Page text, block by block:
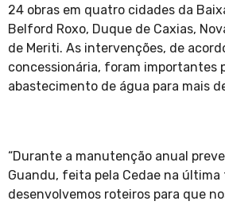
24 obras em quatro cidades da
Belford Roxo, Duque de Caxias,
de Meriti. As intervenções, de
concessionária, foram importantes
abastecimento de água para mais
“Durante a manutenção anual
Guandu, feita pela Cedae na
desenvolvemos roteiros para que